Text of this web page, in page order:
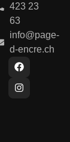
423 23
63
info@page-
d-encre.ch